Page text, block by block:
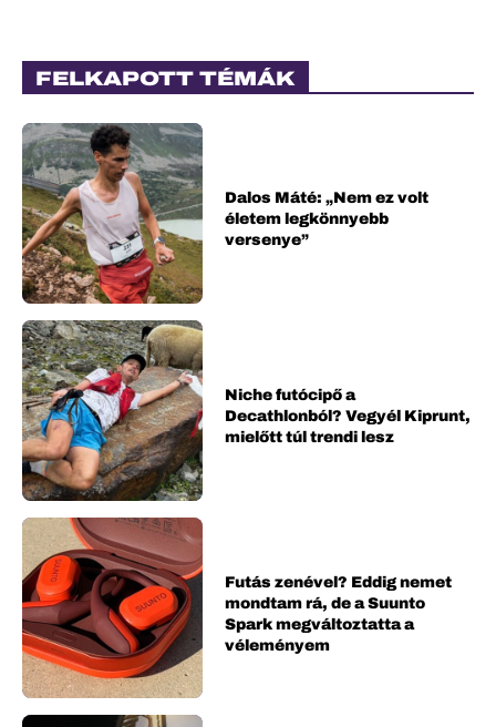
FELKAPOTT TÉMÁK
Dalos Máté: „Nem ez volt
életem legkönnyebb
versenye”
Niche futócipő a
Decathlonból? Vegyél Kiprunt,
mielőtt túl trendi lesz
Futás zenével? Eddig nemet
mondtam rá, de a Suunto
Spark megváltoztatta a
véleményem